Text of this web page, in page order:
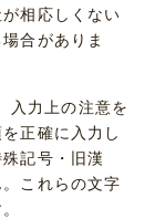
相応しくない
合がありま
入力上の注意を
正確に入力し
記号・旧漢
これらの文字